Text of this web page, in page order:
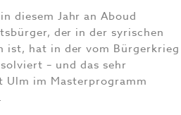
diesem Jahr an Aboud
der in der syrischen
ist, hat in der vom Bürgerkrieg
– und das sehr
im Masterprogramm